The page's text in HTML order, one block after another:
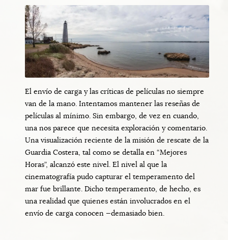
El envío de carga y las críticas de películas no siempre
van de la mano. Intentamos mantener las reseñas de
películas al mínimo. Sin embargo, de vez en cuando,
una nos parece que necesita exploración y comentario.
Una visualización reciente de la misión de rescate de la
Guardia Costera, tal como se detalla en “Mejores
Horas”, alcanzó este nivel. El nivel al que la
cinematografía pudo capturar el temperamento del
mar fue brillante. Dicho temperamento, de hecho, es
una realidad que quienes están involucrados en el
envío de carga conocen —demasiado bien.